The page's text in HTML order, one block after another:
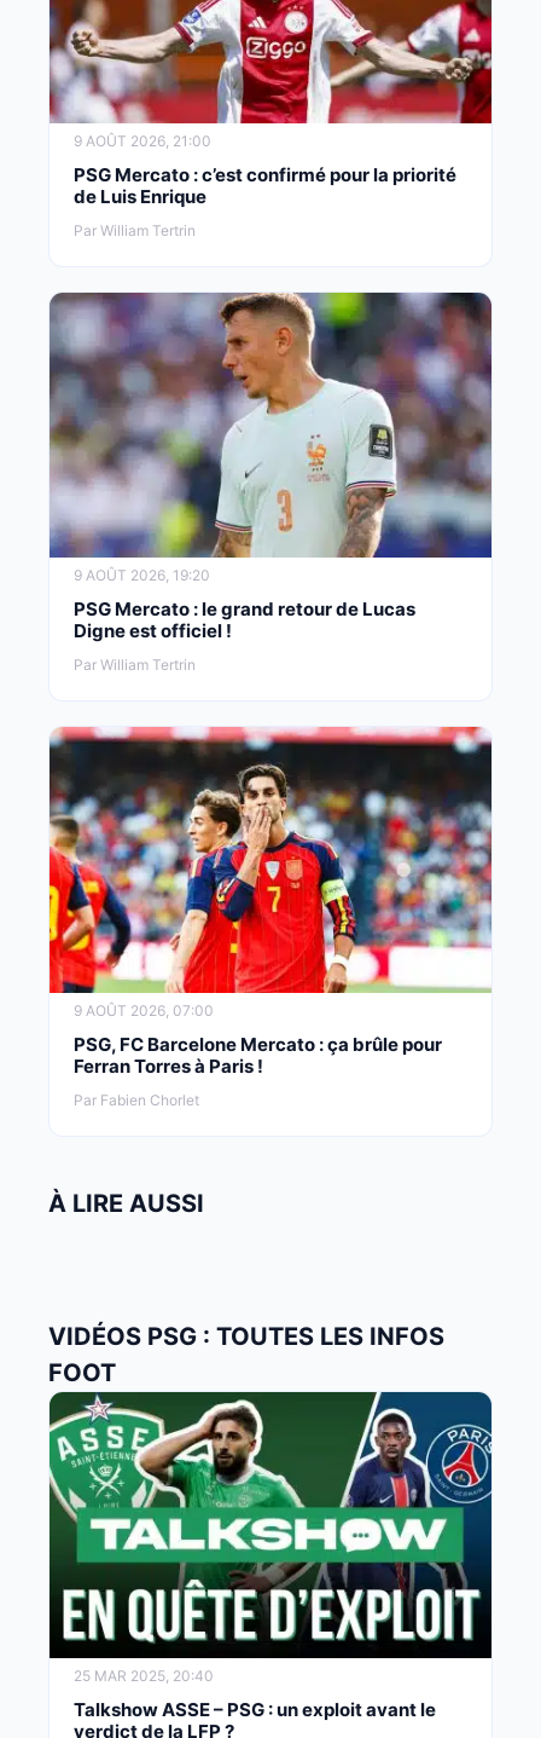
9 AOÛT 2026, 21:00
PSG Mercato : c’est confirmé pour la priorité
de Luis Enrique
Par William Tertrin
9 AOÛT 2026, 19:20
PSG Mercato : le grand retour de Lucas
Digne est officiel !
Par William Tertrin
9 AOÛT 2026, 07:00
PSG, FC Barcelone Mercato : ça brûle pour
Ferran Torres à Paris !
Par Fabien Chorlet
À LIRE AUSSI
VIDÉOS PSG : TOUTES LES INFOS
FOOT
25 MAR 2025, 20:40
Talkshow ASSE – PSG : un exploit avant le
verdict de la LFP ?